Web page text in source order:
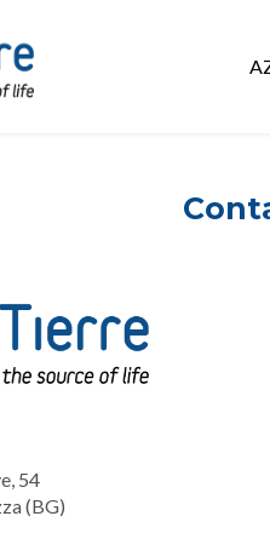
54
(BG)